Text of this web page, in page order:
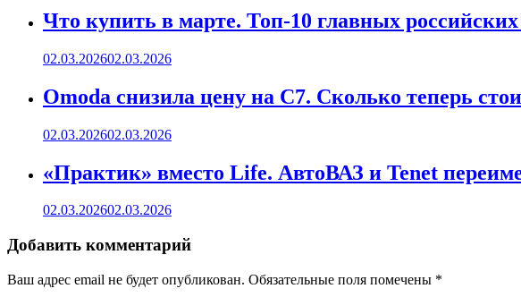
Что купить в марте. Топ-10 главных
02.03.202602.03.2026
Omoda снизила цену на C7. Сколько теперь
02.03.202602.03.2026
«Практик» вместо Life. АвтоВАЗ и Tenet
02.03.202602.03.2026
Добавить комментарий
Ваш адрес email не будет опубликован. Обязательные поля помечены *